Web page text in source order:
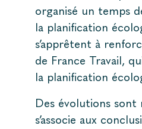
organisé un temps
la planification
s’apprêtent à
de France Travail,
la planification
Des évolutions sont
s’associe aux